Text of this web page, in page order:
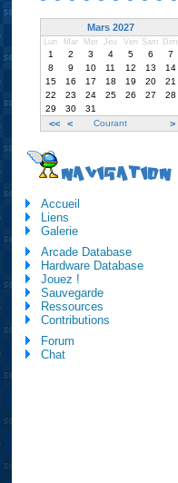
Mars 2027
Lun Mar Mer Jeu Ven Sam Dim
<< < Courant >
1 2 3 4 5 6
7
8
9 10 11 12 13
14
15
16 17 18 19 20
21
22
23 24 25 26 27
28
29
30 31
NAVIGATION
Accueil
Liens
Galerie
Arcade Database
Hardware Database
Jouez !
Sauvegarde
Ressources
Contributions
Forum
Chat